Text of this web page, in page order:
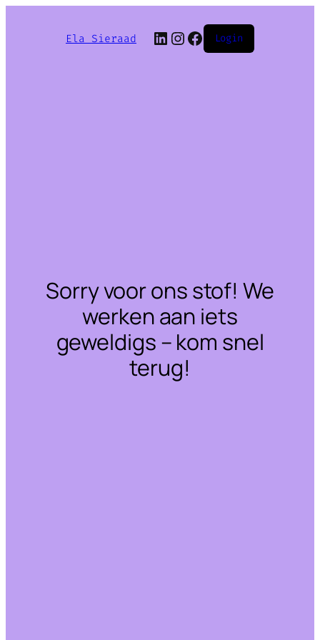
Ela Sieraad LinkedIn
Instagram
Facebook
Login
Sorry voor ons stof! We
werken aan iets
geweldigs – kom snel
terug!